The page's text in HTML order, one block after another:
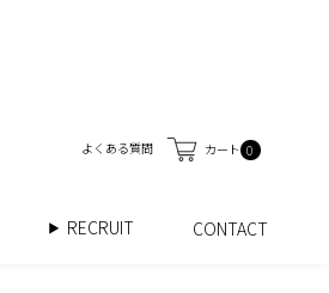
よくある質問 カート 0
RECRUIT CONTACT